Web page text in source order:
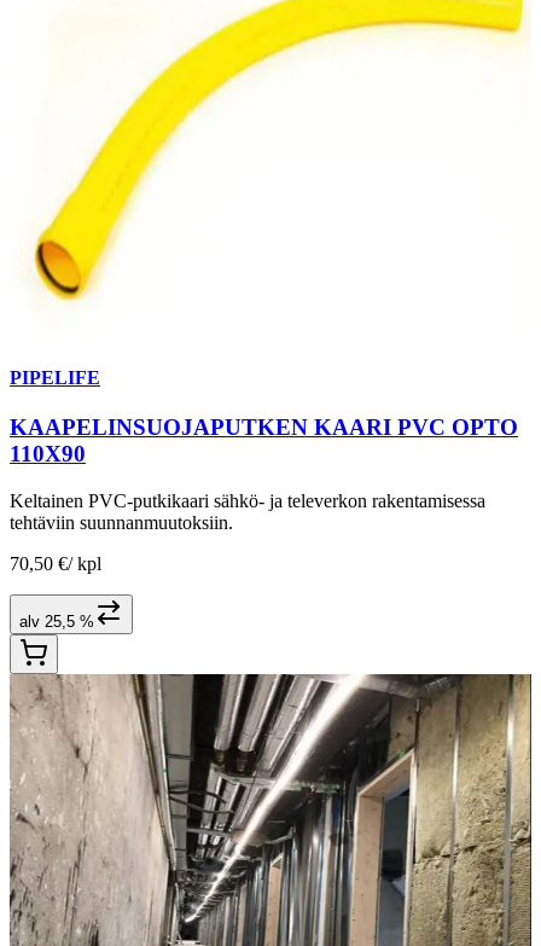
PIPELIFE
KAAPELINSUOJAPUTKEN KAARI PVC OPTO
110X90
Keltainen PVC-putkikaari sähkö- ja televerkon rakentamisessa
tehtäviin suunnanmuutoksiin.
70,50 €/ kpl
alv 25,5 %